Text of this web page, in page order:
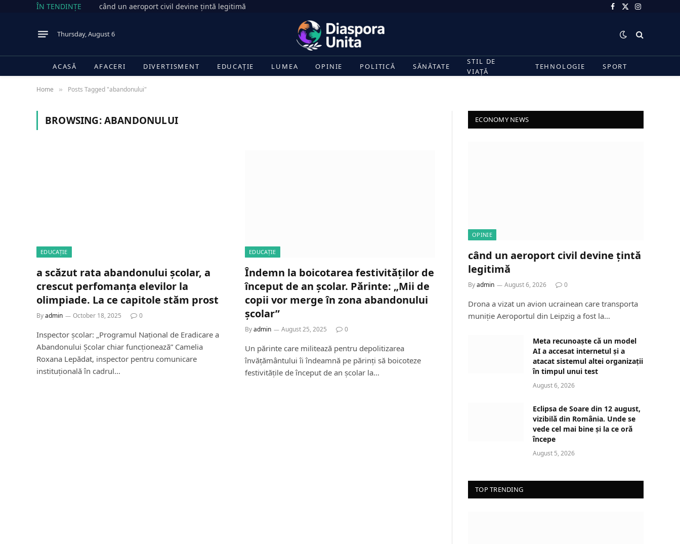
ÎN TENDINȚE când un aeroport civil devine țintă legitimă Facebook
X
Instagram
Thursday, August 6
ACASĂ AFACERI DIVERTISMENT EDUCAȚIE LUMEA OPINIE POLITICĂ SĂNĂTATE
STIL DE
VIAȚĂ
TEHNOLOGIE SPORT
Home » Posts Tagged "abandonului"
BROWSING:ABANDONULUI
EDUCAȚIE
a scăzut rata abandonului școlar, a
crescut perfomanța elevilor la
olimpiade. La ce capitole stăm prost
Byadmin October 18, 2025 0
Inspector școlar: „Programul Național de Eradicare a
Abandonului Școlar chiar funcționează” Camelia
Roxana Lepădat, inspector pentru comunicare
instituțională în cadrul…
EDUCAȚIE
Îndemn la boicotarea festivităților de
început de an școlar. Părinte: „Mii de
copii vor merge în zona abandonului
școlar”
Byadmin August 25, 2025 0
Un părinte care militează pentru depolitizarea
învățământului îi îndeamnă pe părinți să boicoteze
festivitățile de început de an școlar la…
ECONOMY NEWS
OPINIE
când un aeroport civil devine țintă
legitimă
Byadmin August 6, 2026 0
Drona a vizat un avion ucrainean care transporta
muniție Aeroportul din Leipzig a fost la…
Meta recunoaște că un model
AI a accesat internetul și a
atacat sistemul altei organizații
în timpul unui test
August 6, 2026
Eclipsa de Soare din 12 august,
vizibilă din România. Unde se
vede cel mai bine și la ce oră
începe
August 5, 2026
TOP TRENDING